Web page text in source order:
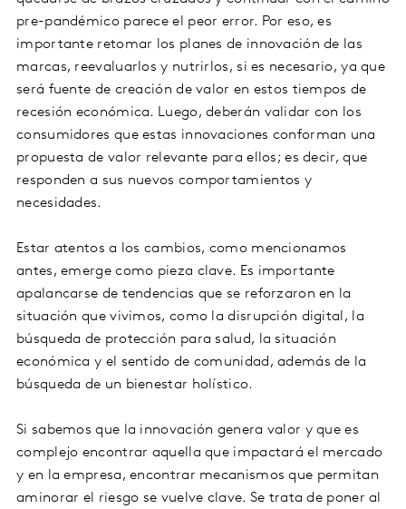
pre-pandémico parece el peor error. Por eso, es
importante retomar los planes de innovación de las
marcas, reevaluarlos y nutrirlos, si es necesario, ya que
será fuente de creación de valor en estos tiempos de
recesión económica. Luego, deberán validar con los
consumidores que estas innovaciones conforman una
propuesta de valor relevante para ellos; es decir, que
responden a sus nuevos comportamientos y
necesidades.
Estar atentos a los cambios, como mencionamos
antes, emerge como pieza clave. Es importante
apalancarse de tendencias que se reforzaron en la
situación que vivimos, como la disrupción digital, la
búsqueda de protección para salud, la situación
económica y el sentido de comunidad, además de la
búsqueda de un bienestar holístico.
Si sabemos que la innovación genera valor y que es
complejo encontrar aquella que impactará el mercado
y en la empresa, encontrar mecanismos que permitan
aminorar el riesgo se vuelve clave. Se trata de poner al